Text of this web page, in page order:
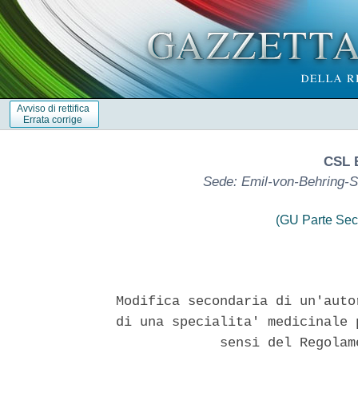
Avviso di rettifica
Errata corrige
CSL
Sede: Emil-von-Behring-
(GU Parte
Modifica secondaria di
di una specialita' medicinale
sensi del